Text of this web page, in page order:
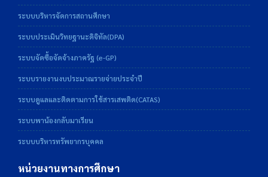
ระบบบริหารจัดการสถานศึกษา
ระบบประเมินวิทยฐานะดิจิทัล(DPA)
ระบบจัดซื้อจัดจ้างภาครัฐ (e-GP)
ระบบรายงานงบประมาณรายจ่ายประจำปี
ระบบดูแลและติดตามการใช้สารเสพติด(CATAS)
ระบบพาน้องกลับมาเรียน
ระบบบริหารทรัพยากรบุคคล
หน่วยงานทางการศึกษา